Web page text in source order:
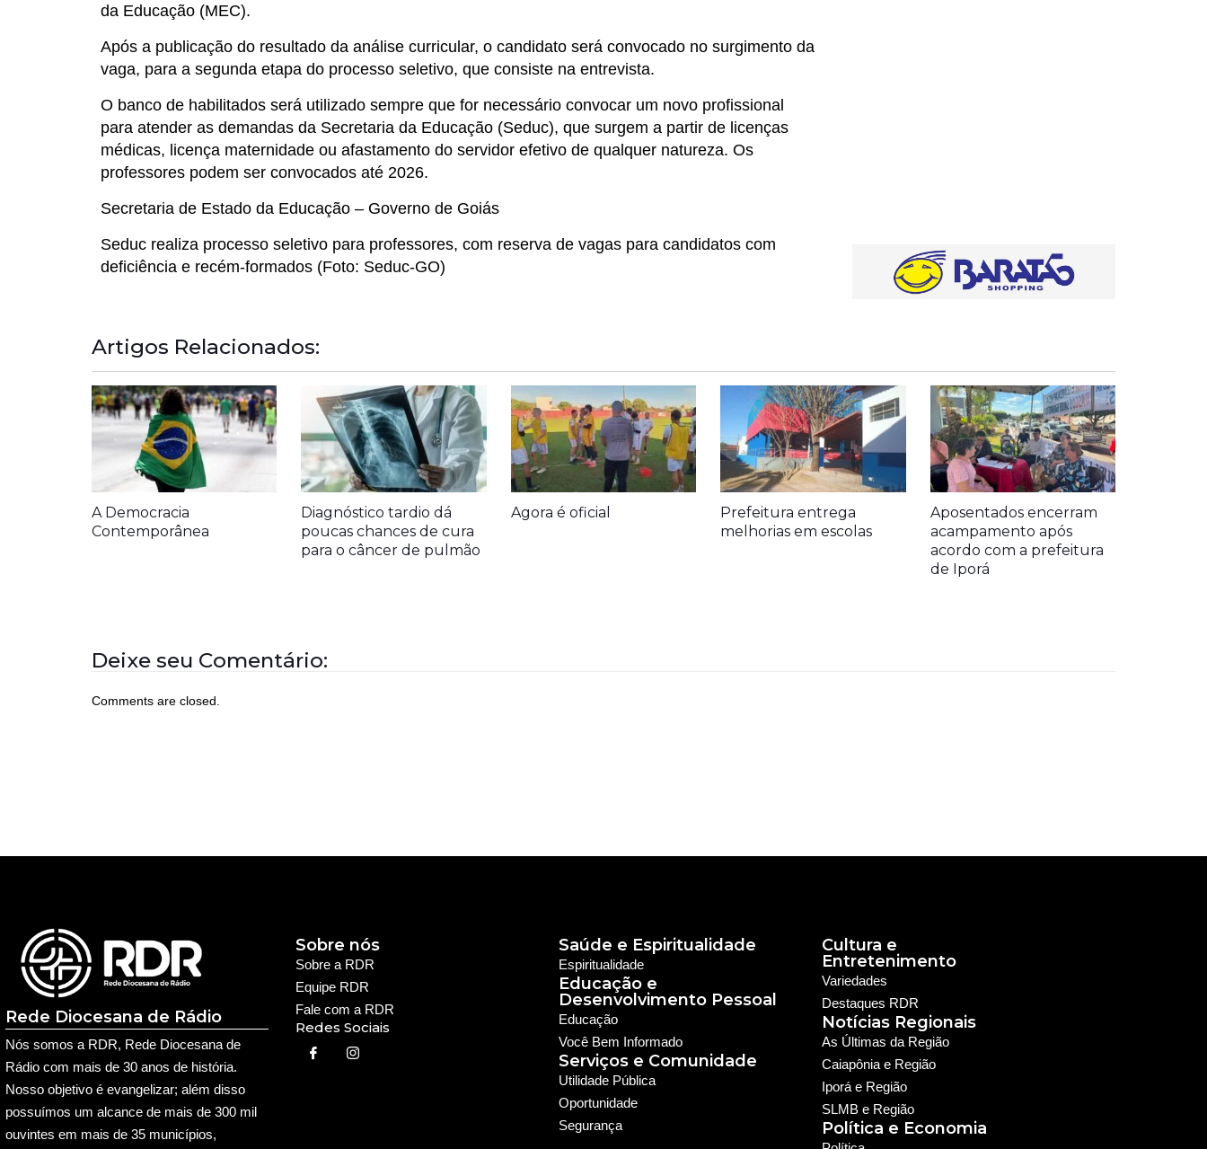
da Educação (MEC).
Após a publicação do resultado da análise curricular, o candidato será convocado no surgimento da
vaga, para a segunda etapa do processo seletivo, que consiste na entrevista.
O banco de habilitados será utilizado sempre que for necessário convocar um novo profissional
para atender as demandas da Secretaria da Educação (Seduc), que surgem a partir de licenças
médicas, licença maternidade ou afastamento do servidor efetivo de qualquer natureza. Os
professores podem ser convocados até 2026.
Secretaria de Estado da Educação – Governo de Goiás
Seduc realiza processo seletivo para professores, com reserva de vagas para candidatos com
deficiência e recém-formados (Foto: Seduc-GO)
Artigos Relacionados:
A Democracia
Contemporânea
Diagnóstico tardio dá
poucas chances de cura
para o câncer de pulmão
Agora é oficial
Prefeitura entrega
melhorias em escolas
Aposentados encerram
acampamento após
acordo com a prefeitura
de Iporá
Deixe seu Comentário:
Comments are closed.
Rede Diocesana de Rádio
Nós somos a RDR, Rede Diocesana de
Rádio com mais de 30 anos de história.
Nosso objetivo é evangelizar; além disso
possuímos um alcance de mais de 300 mil
ouvintes em mais de 35 municípios,
Sobre a RDR
Equipe RDR
Fale com a RDR
Redes Sociais
Sobre nós Saúde e Espiritualidade
Espiritualidade
Educação e
Desenvolvimento Pessoal
Educação
Você Bem Informado
Serviços e Comunidade
Utilidade Pública
Oportunidade
Segurança
Cultura e
Entretenimento
Política e Economia
Notícias Regionais
As Últimas da Região
Caiapônia e Região
Iporá e Região
SLMB e Região
Variedades
Destaques RDR